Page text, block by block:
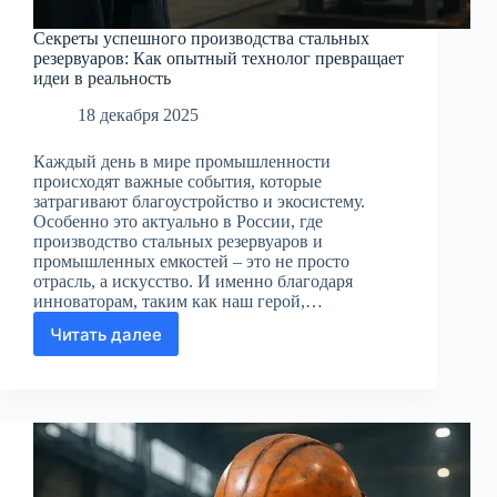
Секреты успешного производства стальных
резервуаров: Как опытный технолог превращает
идеи в реальность
18 декабря 2025
Каждый день в мире промышленности
происходят важные события, которые
затрагивают благоустройство и экосистему.
Особенно это актуально в России, где
производство стальных резервуаров и
промышленных емкостей – это не просто
отрасль, а искусство. И именно благодаря
инноваторам, таким как наш герой,…
Читать далее
Секреты
резервуаров:
Как
опытный
технолог